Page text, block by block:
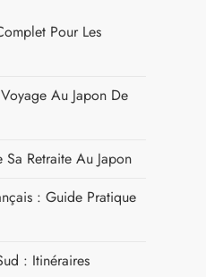
Depuis La France
Japonaise : Guide